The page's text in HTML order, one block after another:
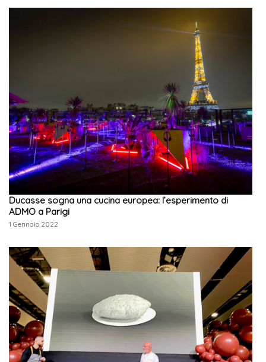
Ducasse sogna una cucina europea: l’esperimento di
ADMO a Parigi
1 Gennaio 2022